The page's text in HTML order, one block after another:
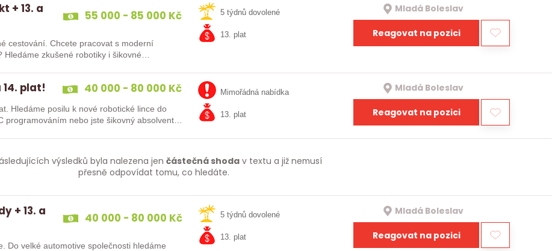
+ 13. a
55 000 - 85 000 Kč
s moderní
5 týdnů dovolené
13. plat
Mladá Boleslav
Reagovat na pozici
plat! 40 000 - 80 000 Kč
do
zkušenosti s PLC programováním nebo jste šikovný absolvent…
Mimořádná nabídka
13. plat
Mladá Boleslav
Reagovat na pozici
výsledků byla nalezena jen částečná shodav textu a již nemusí
přesně odpovídat tomu, co hledáte.
+ 13. a
40 000 - 80 000 Kč
Do velké automotive společnosti hledáme
5 týdnů dovolené
13. plat
Mladá Boleslav
Reagovat na pozici